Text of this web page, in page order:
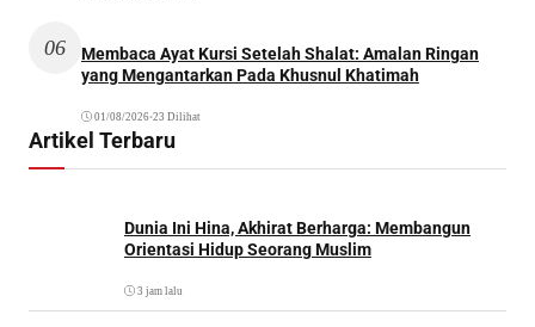
06
Membaca Ayat Kursi Setelah Shalat: Amalan Ringan
yang Mengantarkan Pada Khusnul Khatimah
01/08/2026•23 Dilihat
Artikel Terbaru
Dunia Ini Hina, Akhirat Berharga: Membangun
Orientasi Hidup Seorang Muslim
3 jam lalu